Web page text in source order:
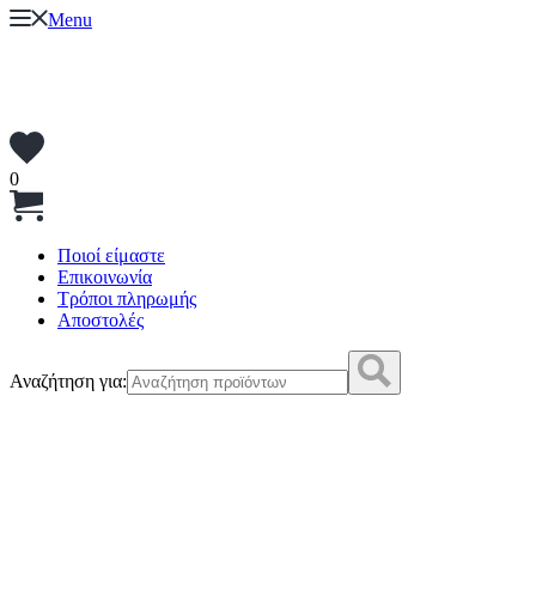
Menu
0
Ποιοί είμαστε
Επικοινωνία
Τρόποι πληρωμής
Αποστολές
Αναζήτηση για: